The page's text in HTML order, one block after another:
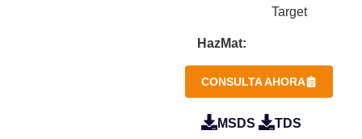
Target
HazMat:
CONSULTA AHORA
MSDS TDS